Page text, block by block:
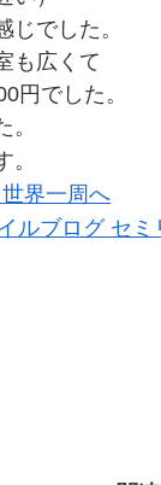
でした。
も広くて
円でした。